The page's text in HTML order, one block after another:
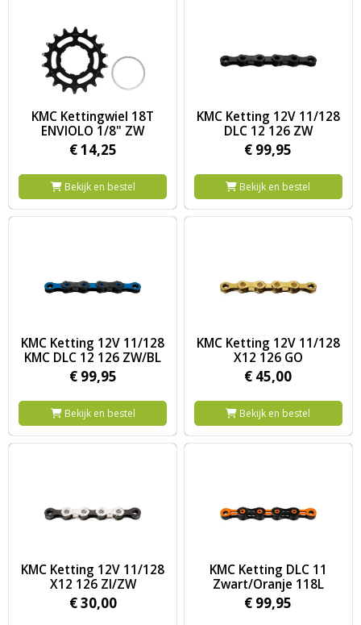
KMC Kettingwiel 18T
ENVIOLO 1/8" ZW
€14,25
Bekijk en bestel
KMC Ketting 12V 11/128
DLC 12 126 ZW
€ 99,95
Bekijk en bestel
KMC Ketting 12V 11/128
KMC DLC 12 126 ZW/BL
€ 99,95
Bekijk en bestel
KMC Ketting 12V 11/128
X12 126 GO
€ 45,00
Bekijk en bestel
KMC Ketting 12V 11/128
X12 126 ZI/ZW
€30,00
KMC Ketting DLC 11
Zwart/Oranje 118L
€ 99,95